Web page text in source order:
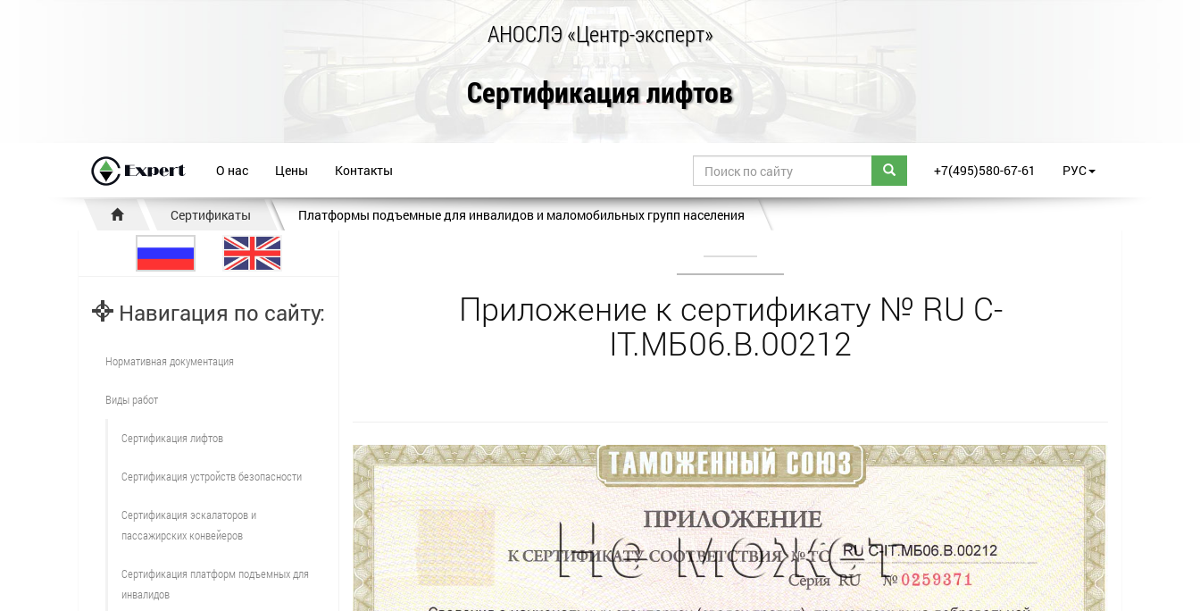
АНОСЛЭ «Центр-эксперт»
Сертификация лифтов
О нас Цены Контакты +7(495)580-67-61 РУС
Сертификаты Платформы подъемные для инвалидов и маломобильных групп населения
Приложение к сертификату № RU С-
IT.МБ06.B.00212
Навигация по сайту:
Нормативная документация
Виды работ
Сертификация лифтов
Сертификация устройств безопасности
Сертификация эскалаторов и
пассажирских конвейеров
Сертификация платформ подъемных для
инвалидов